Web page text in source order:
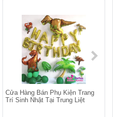
Cửa Hàng Bán Phụ Kiện Trang
Trí Sinh Nhật Tại Trung Liệt